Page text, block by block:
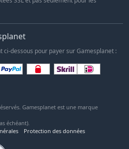
ci-dessous pour payer sur Gamesplanet :
Gamesplanet est une marque
échéant).
Protection des données